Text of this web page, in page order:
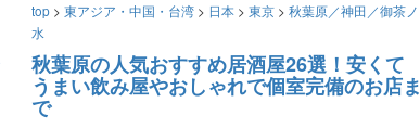
top > 東アジア・中国・台湾 > 日本 > 東京 > 秋葉原／神田／御茶ノ
水
秋葉原の人気おすすめ居酒屋26選！安くて
うまい飲み屋やおしゃれで個室完備のお店ま
で